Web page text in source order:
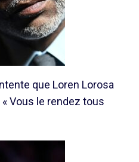
que Loren Lorosa
Vous le rendez tous